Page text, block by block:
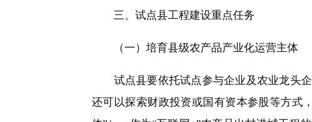
三、试点县工程建设重点任务
（一）培育县级农产品产业化运营主体
试点县要依托试点参与企业及农业龙头企
还可以探索财政投资或国有资本参股等方式